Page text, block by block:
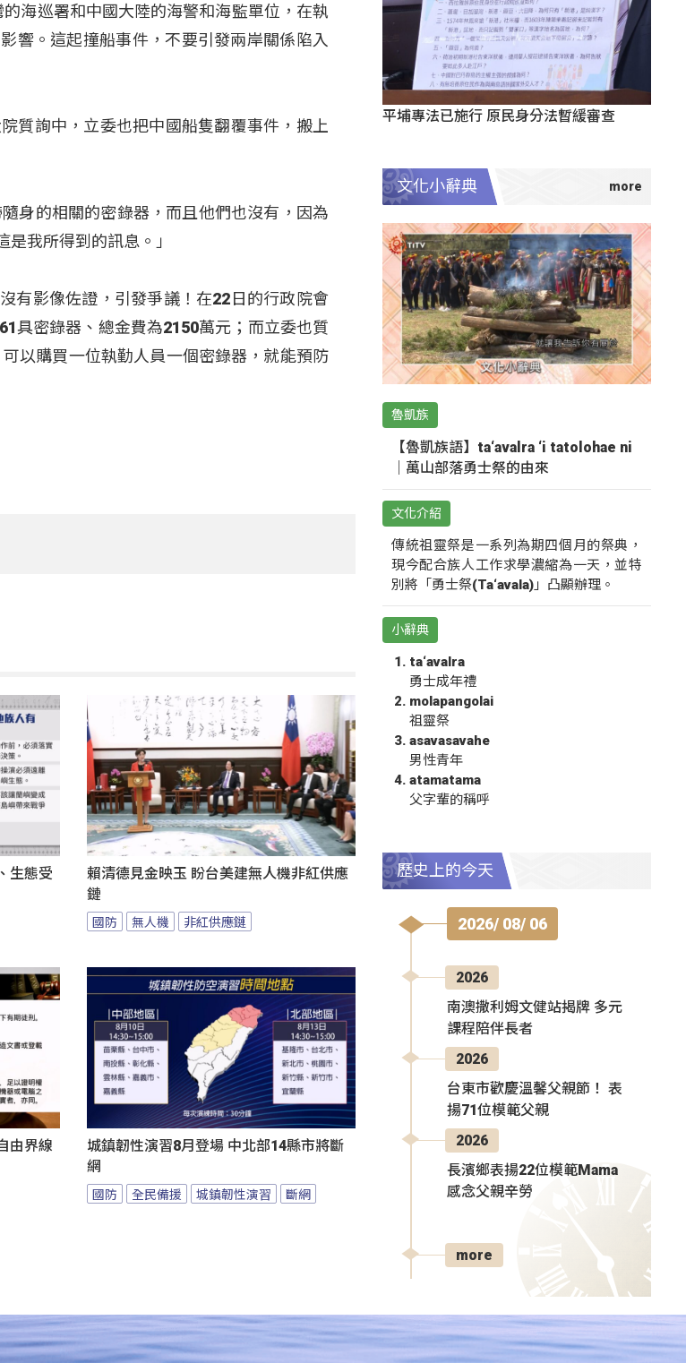
海巡署和中國大陸的海警和海監單位，在執
響。這起撞船事件，不要引發兩岸關係陷入
質詢中，立委也把中國船隻翻覆事件，搬上
身的相關的密錄器，而且他們也沒有，因為
我所得到的訊息。」
有影像佐證，引發爭議！在22日的行政院會
具密錄器、總金費為2150萬元；而立委也質
以購買一位執勤人員一個密錄器，就能預防
生態受
賴清德見金映玉 盼台美建無人機非紅供應
鏈
國防 無人機 非紅供應鏈
由界線
城鎮韌性演習8月登場 中北部14縣市將斷
網
國防 全民備援 城鎮韌性演習 斷網
平埔專法已施行 原民身分法暫緩審查
文化小辭典
魯凱族
【魯凱族語】ta‘avalra ‘i tatolohae ni
｜萬山部落勇士祭的由來
文化介紹
傳統祖靈祭是一系列為期四個月的祭典，
現今配合族人工作求學濃縮為一天，並特
別將「勇士祭(Ta‘avala)」凸顯辦理。
小辭典
ta‘avalra
勇士成年禮
molapangolai
祖靈祭
asavasavahe
男性青年
atamatama
父字輩的稱呼
歷史上的今天
2026/ 08/ 06
2026
南澳撒利姆文健站揭牌 多元
課程陪伴長者
2026
台東市歡慶溫馨父親節！ 表
揚71位模範父親
2026
長濱鄉表揚22位模範Mama
感念父親辛勞
more